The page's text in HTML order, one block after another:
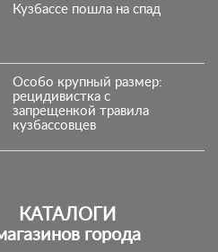
Кузбассе пошла на спад
Особо крупный размер:
рецидивистка с
запрещенкой травила
кузбассовцев
КАТАЛОГИ
города